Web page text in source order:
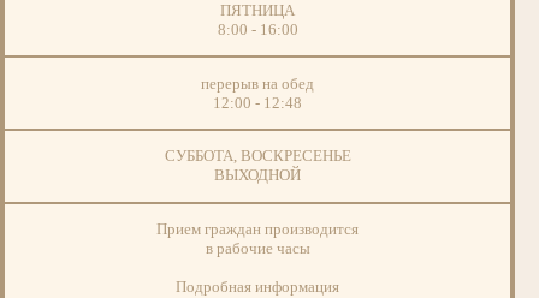
ПЯТНИЦА
8:00 - 16:00
перерыв на обед
12:00 - 12:48
СУББОТА, ВОСКРЕСЕНЬЕ
ВЫХОДНОЙ
Прием граждан производится
в рабочие часы
Подробная информация